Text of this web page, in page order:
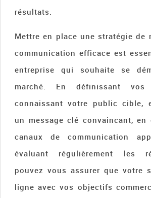
résultats.
Mettre en place une stratégie de
communication efficace est
entreprise qui souhaite se
marché. En définissant
connaissant votre public cible,
un message clé convaincant, en
canaux de communication
évaluant régulièrement les
pouvez vous assurer que votre
ligne avec vos objectifs